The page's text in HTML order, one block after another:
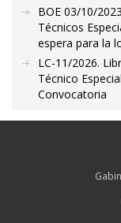
BOE 03/10/
Técnicos
espera para la
LC-11/2026.
Técnico
Convocatoria